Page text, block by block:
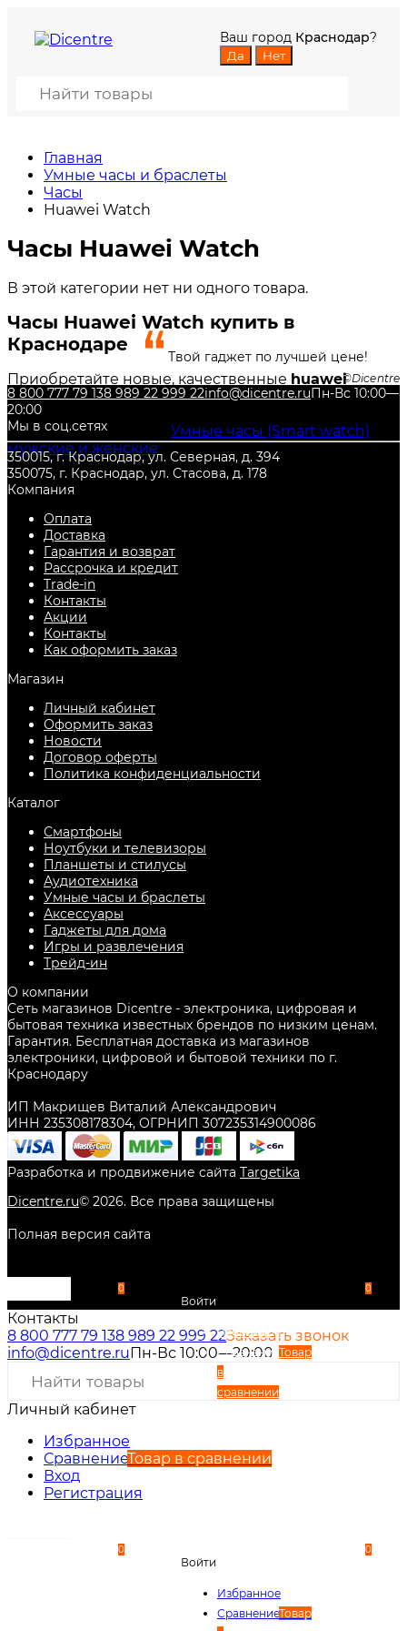
Ваш город Краснодар?
Главная
Умные часы и браслеты
Часы
Huawei Watch
Часы Huawei Watch
В этой категории нет ни одного товара.
Часы Huawei Watch купить в
Краснодаре
Приобретайте новые, качественные huawei
Watchв нашем интернет-магазине DiCENTRE!
Также Вы можете недорого купить и другие
товары из категории Умные часы (Smart watch)
мужские и женские, с гарантией от
производителя, и по самой низкой цене. Всегда
есть в наличии в городеКраснодар
Твой гаджет по лучшей цене!
Dicentre
8 800 777 79 138 989 22 999 22info@dicentre.ruПн-Вс 10:00—
20:00
Мы в соц.сетях
350015, г. Краснодар, ул. Северная, д. 394
350075, г. Краснодар, ул. Стасова, д. 178
Компания
Оплата
Доставка
Гарантия и возврат
Рассрочка и кредит
Trade-in
Контакты
Акции
Контакты
Как оформить заказ
Магазин
Личный кабинет
Оформить заказ
Новости
Договор оферты
Политика конфиденциальности
Каталог
Смартфоны
Ноутбуки и телевизоры
Планшеты и стилусы
Аудиотехника
Умные часы и браслеты
Аксессуары
Гаджеты для дома
Игры и развлечения
Трейд-ин
О компании
Сеть магазинов Dicentre - электроника, цифровая и
бытовая техника известных брендов по низким ценам.
Гарантия. Бесплатная доставка из магазинов
электроники, цифровой и бытовой техники по г.
Краснодару
ИП Макрищев Виталий Александрович
ИНН 235308178304, ОГРНИП 307235314900086
Разработка и продвижение сайта Targetika
Dicentre.ru© 2026. Все права защищены
Полная версия сайта
0
Войти
Избранное
Сравнение Товар
в
сравнении
0
Контакты
8 800 777 79 138 989 22 999 22Заказать звонок
info@dicentre.ru Пн-Вс 10:00—20:00
Личный кабинет
Избранное
СравнениеТовар в сравнении
Вход
Регистрация
0
Войти
Избранное
СравнениеТовар
0